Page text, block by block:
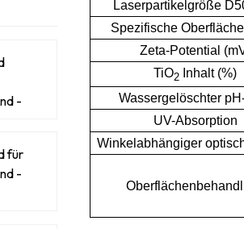
Laserpartikelgröße
Spezifische Oberfläche
Zeta-Potential
TiO2 Inhalt (%)
Wassergelöschter
UV-Absorption
Winkelabhängiger
-
für
-